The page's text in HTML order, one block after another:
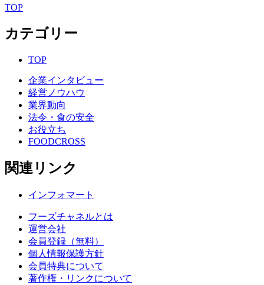
TOP
カテゴリー
TOP
企業インタビュー
経営ノウハウ
業界動向
法令・食の安全
お役立ち
FOODCROSS
関連リンク
インフォマート
フーズチャネルとは
運営会社
会員登録（無料）
個人情報保護方針
会員特典について
著作権・リンクについて